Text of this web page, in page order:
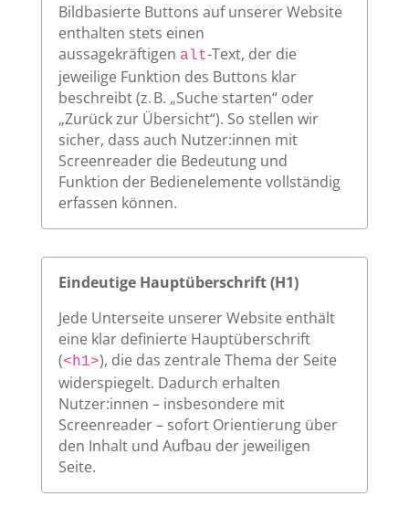
Bildbasierte Buttons auf unserer Website
enthalten stets einen
aussagekräftigen alt-Text, der die
jeweilige Funktion des Buttons klar
beschreibt (z. B. „Suche starten“ oder
„Zurück zur Übersicht“). So stellen wir
sicher, dass auch Nutzer:innen mit
Screenreader die Bedeutung und
Funktion der Bedienelemente vollständig
erfassen können.
Eindeutige Hauptüberschrift (H1)
Jede Unterseite unserer Website enthält
eine klar definierte Hauptüberschrift
(<h1>), die das zentrale Thema der Seite
widerspiegelt. Dadurch erhalten
Nutzer:innen – insbesondere mit
Screenreader – sofort Orientierung über
den Inhalt und Aufbau der jeweiligen
Seite.